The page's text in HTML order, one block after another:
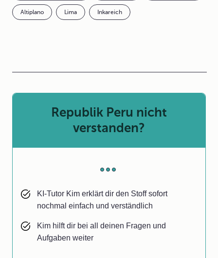
Altiplano Lima Inkareich
Republik Peru nicht
verstanden?
KI-Tutor Kim erklärt dir den Stoff sofort
nochmal einfach und verständlich
Kim hilft dir bei all deinen Fragen und
Aufgaben weiter